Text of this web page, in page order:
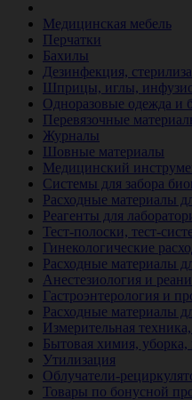
Медицинская мебель
Перчатки
Бахилы
Дезинфекция,
Шприцы, иглы,
Одноразовые одежда и
Перевязочные
Журналы
Шовные материалы
Медицинский
Системы для забора
Расходные материалы
Реагенты для
Тест-полоски, тест-
Гинекологические
Расходные материалы
Анестезиология и
Гастроэнтерология и
Расходные материалы
Измерительная
Бытовая химия, уборка,
Утилизация
Облучатели-
Товары по бонусной